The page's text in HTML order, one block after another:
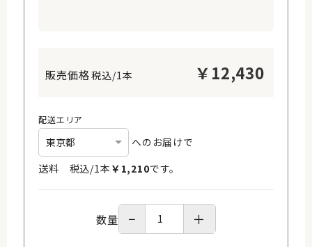
税込/1本 ￥ 12,430
配送エリア
へのお届けで
送料 税込/1本 ￥ 1,210です。
数量 − ＋